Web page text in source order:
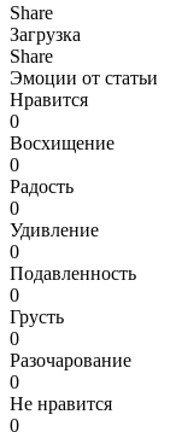
Share
Загрузка
Share
Эмоции от статьи
Нравится
0
Восхищение
0
Радость
0
Удивление
0
Подавленность
0
Грусть
0
Разочарование
0
Не нравится
0